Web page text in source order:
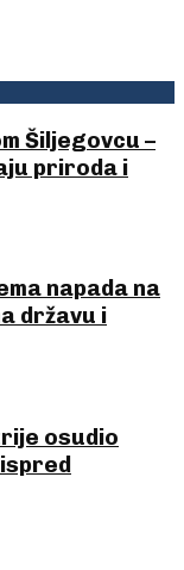
Šiljegovcu –
priroda i
napada na
državu i
osudio